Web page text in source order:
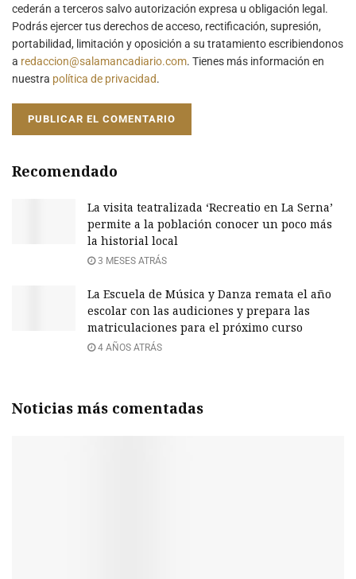
cederán a terceros salvo autorización expresa u obligación legal.
Podrás ejercer tus derechos de acceso, rectificación, supresión,
portabilidad, limitación y oposición a su tratamiento escribiendonos
a redaccion@salamancadiario.com. Tienes más información en
nuestra política de privacidad.
Recomendado
La visita teatralizada ‘Recreatio en La Serna’
permite a la población conocer un poco más
la historial local
3 MESES ATRÁS
La Escuela de Música y Danza remata el año
escolar con las audiciones y prepara las
matriculaciones para el próximo curso
4 AÑOS ATRÁS
Noticias más comentadas